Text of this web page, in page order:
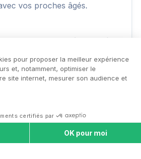
vos proches âgés.
effectué un soir à
urgence dans un EHPAD en
Cap retraite.
postés sur notre page Trustpilot